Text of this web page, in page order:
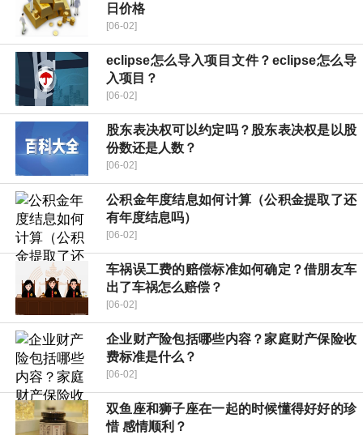
日价格
[06-02]
eclipse怎么导入项目文件？eclipse怎么导
入项目？
[06-02]
股东表决权可以约定吗？股东表决权是以股
份数还是人数？
[06-02]
公积金年度结息如何计算（公积金提取了还
有年度结息吗）
[06-02]
车祸误工费的赔偿标准如何确定？借朋友车
出了车祸怎么赔偿？
[06-02]
企业财产险包括哪些内容？家庭财产保险收
费标准是什么？
[06-02]
双鱼座和狮子座在一起的时候懂得好好的珍
惜 感情顺利？